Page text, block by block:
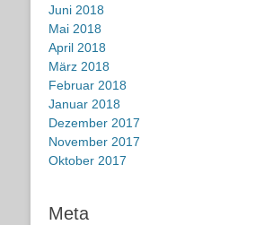
Juni 2018
Mai 2018
April 2018
März 2018
Februar 2018
Januar 2018
Dezember 2017
November 2017
Oktober 2017
Meta